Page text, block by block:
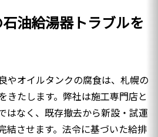
油給湯器トラブルを
やオイルタンクの腐食は、札幌の
きたします。弊社は施工専門店と
はなく、既存撤去から新設・試運
結させます。法令に基づいた給排